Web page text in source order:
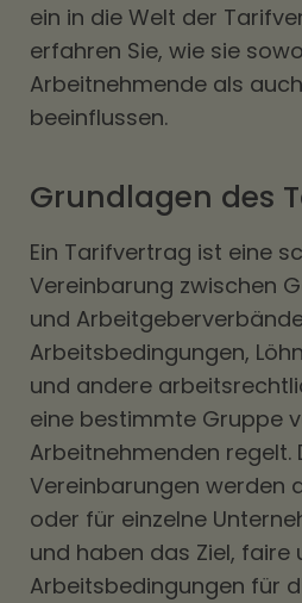
ein in die Welt der
erfahren Sie, wie sie
Arbeitnehmende als
beeinflussen.
Grundlagen des
Ein Tarifvertrag ist eine
Vereinbarung zwischen
und
Arbeitsbedingungen,
und andere
eine bestimmte Gruppe
Arbeitnehmenden regelt.
Vereinbarungen werden
oder für einzelne
und haben das Ziel, faire
Arbeitsbedingungen für